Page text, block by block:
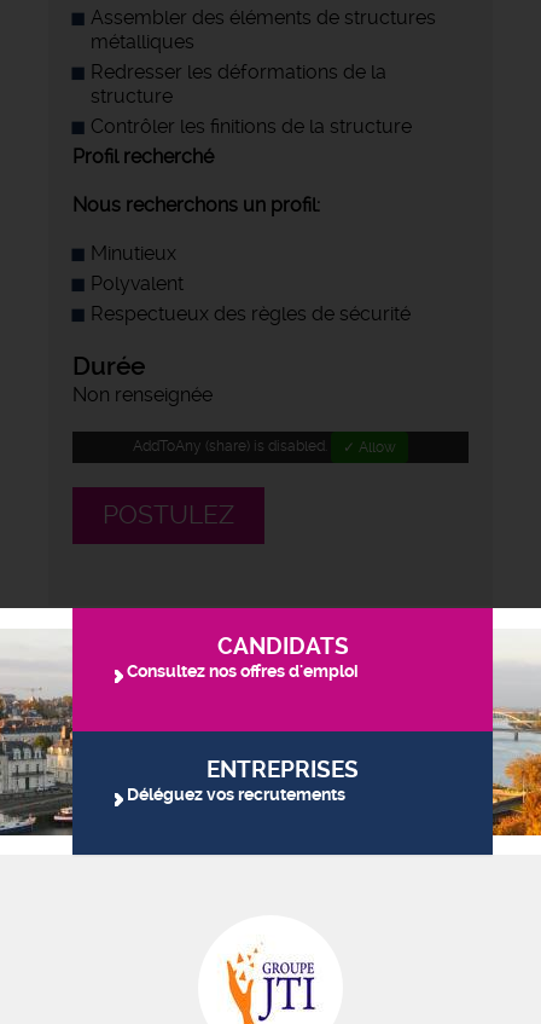
Assembler des éléments de structures
métalliques
Redresser les déformations de la
structure
Contrôler les finitions de la structure
Profil recherché
Nous recherchons un profil:
Minutieux
Polyvalent
Respectueux des règles de sécurité
Durée
Non renseignée
AddToAny (share) is disabled. ✓ Allow
POSTULEZ
CANDIDATS
Consultez nos offres d'emploi
ENTREPRISES
Déléguez vos recrutements